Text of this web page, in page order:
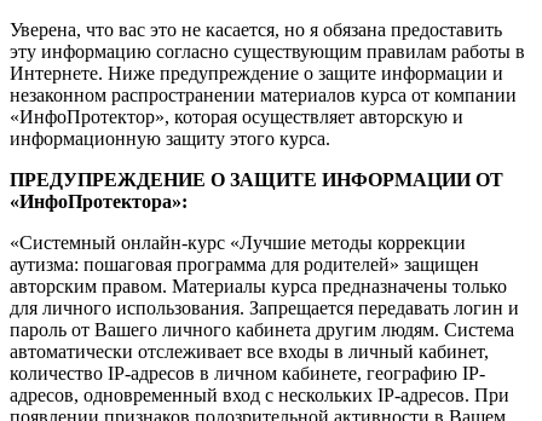
Уверена, что вас это не касается, но я обязана предоставить
эту информацию согласно существующим правилам работы в
Интернете. Ниже предупреждение о защите информации и
незаконном распространении материалов курса от компании
«ИнфоПротектор», которая осуществляет авторскую и
информационную защиту этого курса.
ПРЕДУПРЕЖДЕНИЕ О ЗАЩИТЕ ИНФОРМАЦИИ ОТ
«ИнфоПротектора»:
«Системный онлайн-курс «Лучшие методы коррекции
аутизма: пошаговая программа для родителей» защищен
авторским правом. Материалы курса предназначены только
для личного использования. Запрещается передавать логин и
пароль от Вашего личного кабинета другим людям. Система
автоматически отслеживает все входы в личный кабинет,
количество IP-адресов в личном кабинете, географию IP-
адресов, одновременный вход с нескольких IP-адресов. При
появлении признаков подозрительной активности в Вашем